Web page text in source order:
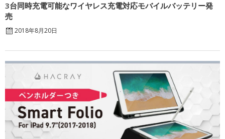
3台同時充電可能なワイヤレス充電対応モバイルバッテリー発
売
2018年8月20日